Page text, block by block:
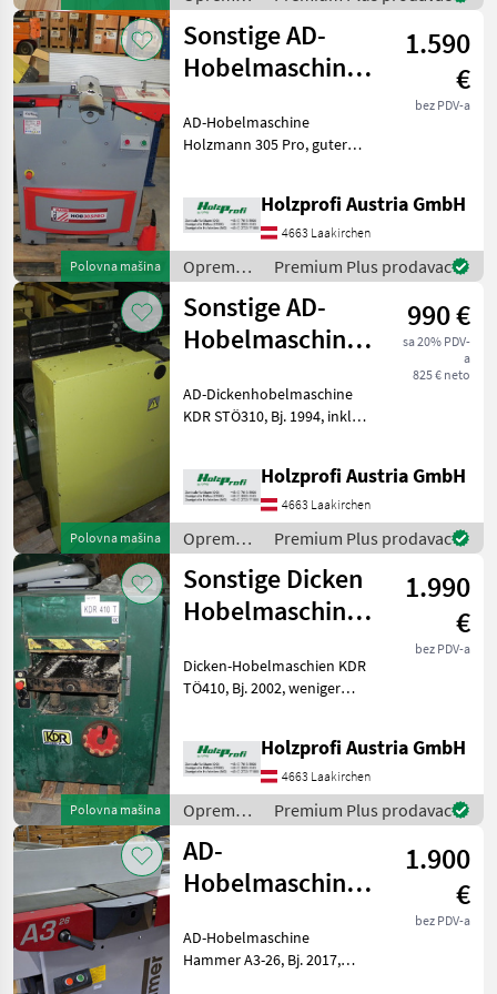
za šumu i
obradu
drveta /
Holzprofi
Polovna mašina
Sonstige AD-
Hobelmaschine
Pro gebraucht
1.590
€
bez PDV-a
AD-Hobelmaschine
Holzmann 305 Pro, guter
300 mm Tischbreite, 4
Messer, 258 kg, inkl.
FahreinrichtungPreisänderu
Holzprofi Austria GmbH
4663 Laakirchen
Oprema
za šumu i
obradu
drveta /
Sonstige
Premium Plus prodavac
Polovna mašina
Sonstige AD-
Hobelmaschine
gebraucht
990 €
sa 20% PDV-
a
825 € neto
AD-Dickenhobelmaschine
KDR STÖ310, Bj. 1994, inkl.
mm Tischbreite, 3 Messer,
250 kgPreisänderungen
vorbehalten, Irrt
Holzprofi Austria GmbH
4663 Laakirchen
Oprema
za šumu i
obradu
drveta /
Sonstige
Premium Plus prodavac
Polovna mašina
Sonstige Dicken
Hobelmaschine
gebraucht
1.990
€
bez PDV-a
Dicken-Hobelmaschien KDR
TÖ410, Bj. 2002, weniger
380 kgPreisänderungen
vorbehalten, Irrtümer,
Druck- und Satzfehl
Holzprofi Austria GmbH
4663 Laakirchen
Oprema
za šumu i
obradu
drveta /
Sonstige
Premium Plus prodavac
AD-
Hobelmaschine
gebraucht
1.900
€
bez PDV-a
AD-Hobelmaschine
Hammer A3-26, Bj. 2017,